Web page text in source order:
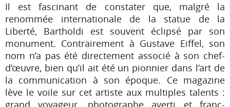
Il est fascinant de constater que, malgré la
renommée internationale de la statue de la
Liberté, Bartholdi est souvent éclipsé par son
monument. Contrairement à Gustave Eiffel, son
nom n’a pas été directement associé à son chef-
d’œuvre, bien qu’il ait été un pionnier dans l’art de
la communication à son époque. Ce magazine
lève le voile sur cet artiste aux multiples talents :
grand voyageur, photographe averti et franc-